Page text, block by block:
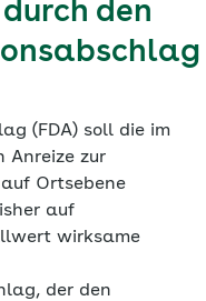
den
(FDA) soll die im
Anreize zur
Ortsebene
auf
wirksame
der den